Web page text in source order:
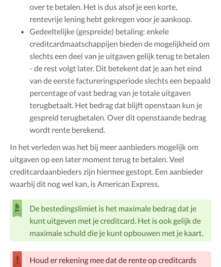
over te betalen. Het is dus alsof je een korte,
rentevrije lening hebt gekregen voor je aankoop.
Gedeeltelijke (gespreide) betaling: enkele
creditcardmaatschappijen bieden de mogelijkheid om
slechts een deel van je uitgaven gelijk terug te betalen
- de rest volgt later. Dit betekent dat je aan het eind
van de eerste factureringsperiode slechts een bepaald
percentage of vast bedrag van je totale uitgaven
terugbetaalt. Het bedrag dat blijft openstaan kun je
gespreid terugbetalen. Over dit openstaande bedrag
wordt rente berekend.
In het verleden was het bij meer aanbieders mogelijk om
uitgaven op een later moment terug te betalen. Veel
creditcardaanbieders zijn hiermee gestopt. Een aanbieder
waarbij dit nog wel kan, is American Express.
De bestedingslimiet is het maximale bedrag dat je
kunt uitgeven met je creditcard. Het is ook gelijk de
maximale schuld die je kunt opbouwen met je kaart.
Houd er rekening mee dat de rente op creditcards